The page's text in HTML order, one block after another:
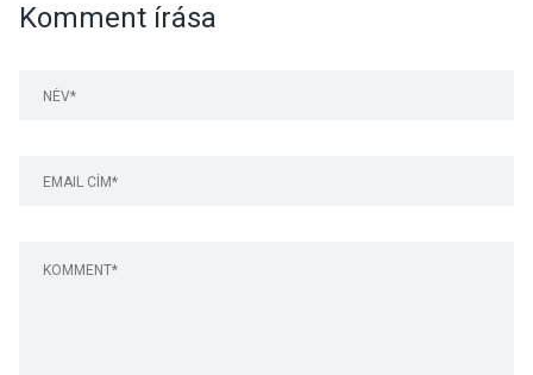
Komment írása